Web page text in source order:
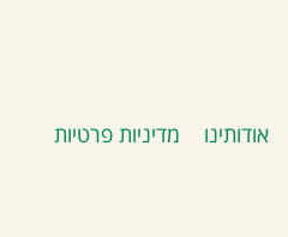
אודותינו מדיניות פרטיות